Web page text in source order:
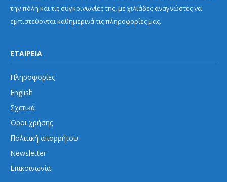
την πόλη και τις συγκοινωνίες της, με χιλιάδες αναγνώστες να
εμπιστεύονται καθημερινά τις πληροφορίες μας.
ΕΤΑΙΡΕΙΑ
Πληροφορίες
English
Σχετικά
Όροι χρήσης
Πολιτική απορρήτου
Newsletter
Επικοινωνία